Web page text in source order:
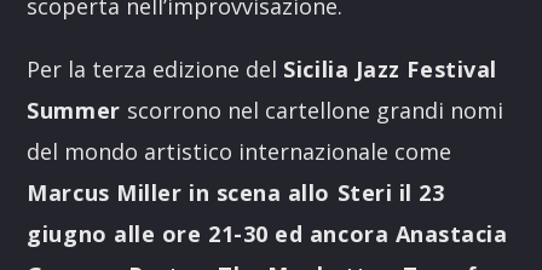
scoperta nell’improvvisazione.
Per la terza edizione del Sicilia Jazz Festival
Summer scorrono nel cartellone grandi nomi
del mondo artistico internazionale come
Marcus Miller in scena allo Steri il 23
giugno alle ore 21-30 ed ancora Anastacia